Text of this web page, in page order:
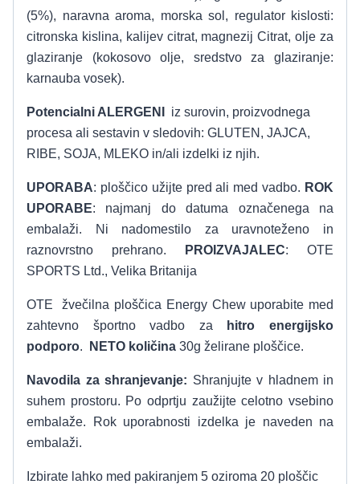
(5%), naravna aroma, morska sol, regulator kislosti:
citronska kislina, kalijev citrat, magnezij Citrat, olje za
glaziranje (kokosovo olje, sredstvo za glaziranje:
karnauba vosek).
Potencialni ALERGENI
iz surovin, proizvodnega
procesa ali sestavin v sledovih: GLUTEN, JAJCA,
RIBE, SOJA, MLEKO in/ali izdelki iz njih.
UPORABA: ploščico užijte pred ali med vadbo. ROK
UPORABE: najmanj do datuma označenega na
embalaži. Ni nadomestilo za uravnoteženo in
raznovrstno prehrano.
PROIZVAJALEC: OTE
SPORTS Ltd., Velika Britanija
OTE žvečilna ploščica Energy Chew uporabite med
zahtevno športno vadbo za
hitro energijsko
podporo. NETO količina 30g želirane ploščice.
Navodila za shranjevanje: Shranjujte v hladnem in
suhem prostoru. Po odprtju zaužijte celotno vsebino
embalaže. Rok uporabnosti izdelka je naveden na
embalaži.
Izbirate lahko med pakiranjem 5 oziroma 20 ploščic